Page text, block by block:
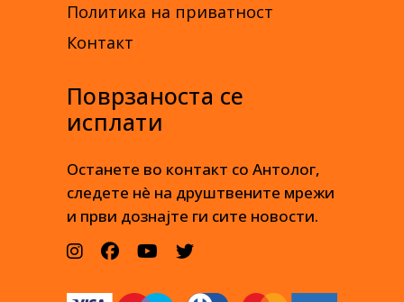
Политика на приватност
Контакт
Поврзаноста се
исплати
Останете во контакт со Антолог,
следете нè на друштвените мрежи
и први дознајте ги сите новости.